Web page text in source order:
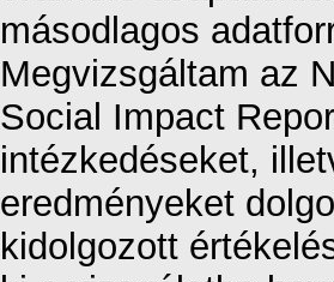
másodlagos
Megvizsgáltam az
Social Impact
intézkedéseket,
eredményeket
kidolgozott